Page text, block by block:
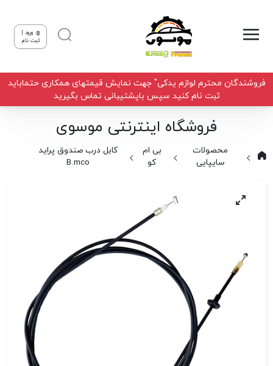
ورود |
ثبت نام
فروشندگان محترم لوازم یدکی" جهت نمایش قیمتهای همکاری حتماباید
ثبت نام کنید سپس باپشتیبانی تماس بگیرید
فروشگاه اینترنتی موسوی
محصولات
سایپایی
بی ام
کو
کابل درب صندوق پراید
B.mco